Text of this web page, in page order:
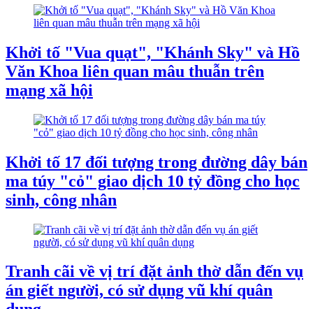
Khởi tố "Vua quạt", "Khánh Sky" và Hồ
Văn Khoa liên quan mâu thuẫn trên
mạng xã hội
Khởi tố 17 đối tượng trong đường dây bán
ma túy "cỏ" giao dịch 10 tỷ đồng cho học
sinh, công nhân
Tranh cãi về vị trí đặt ảnh thờ dẫn đến vụ
án giết người, có sử dụng vũ khí quân